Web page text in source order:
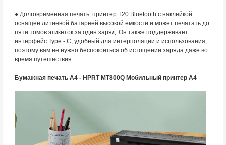
● Долговременная печать: принтер T20 Bluetooth с наклейкой
оснащен литиевой батареей высокой емкости и может печатать до
пяти томов этикеток за один заряд. Он также поддерживает
интерфейс Type - C, удобный для интерполяции и использования,
поэтому вам не нужно беспокоиться об истощении заряда даже во
время путешествия.
Бумажная печать A4 - HPRT MT800Q Мобильный принтер A4